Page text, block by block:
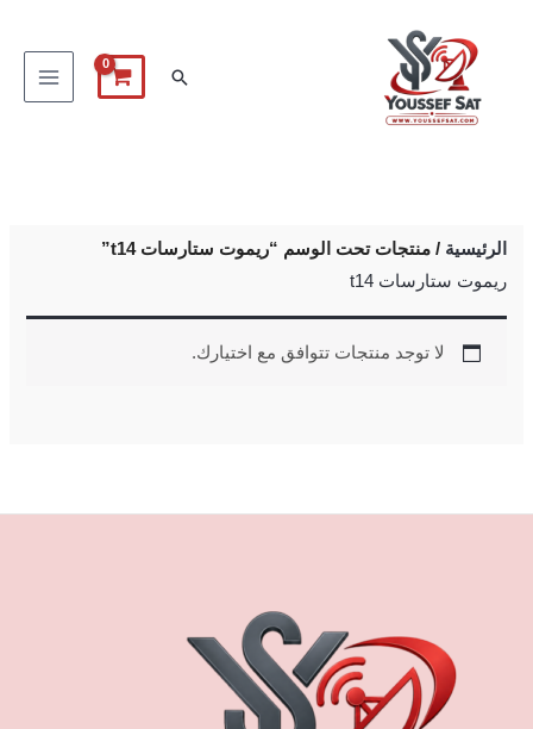
البحث
الرئيسية / منتجات تحت الوسم “ريموت ستارسات t14”
ريموت ستارسات t14
لا توجد منتجات تتوافق مع اختيارك.